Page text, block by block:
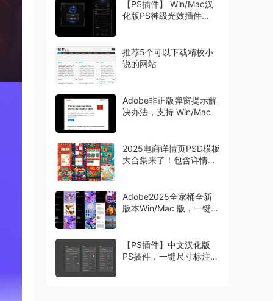
【PS插件】 Win/Mac汉
化版PS神级光效插件
推荐5个可以下载精校小
说的网站
Adobe非正版弹窗提示解
决办法，支持 Win/Mac
2025电商详情页PSD模板
大合集来了！包含详情页
Adobe2025全家桶全新
版本Win/Mac 版，一键安
【PS插件】中文汉化版
PS插件，一键尺寸标注工